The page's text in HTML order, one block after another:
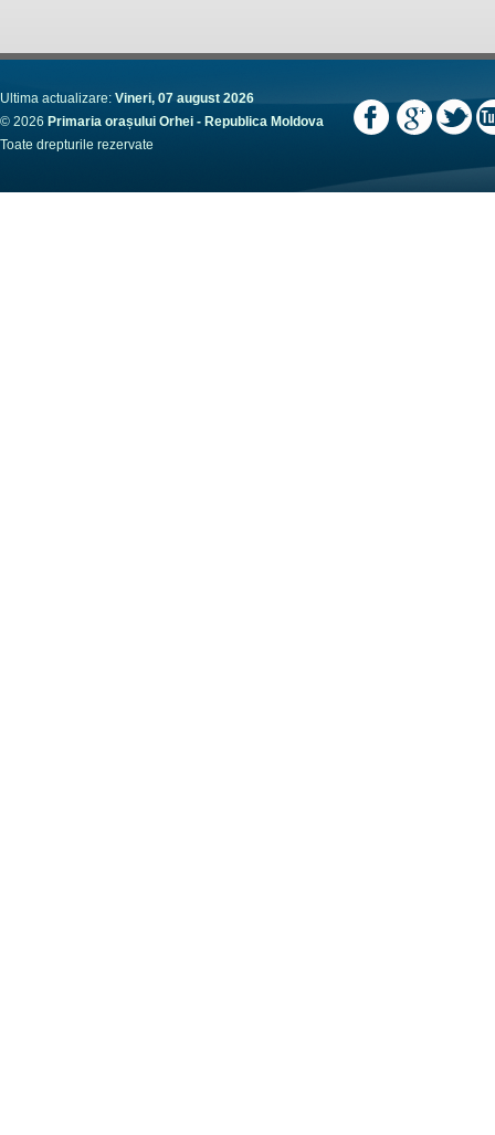
Ultima actualizare: Vineri, 07 august 2026
© 2026 Primaria orașului Orhei - Republica Moldova
Toate drepturile rezervate